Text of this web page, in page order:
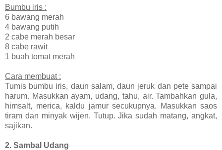
Bumbu iris :
6 bawang merah
4 bawang putih
2 cabe merah besar
8 cabe rawit
1 buah tomat merah
Cara membuat :
Tumis bumbu iris, daun salam, daun jeruk dan pete sampai
harum. Masukkan ayam, udang, tahu, air. Tambahkan gula,
himsalt, merica, kaldu jamur secukupnya. Masukkan saos
tiram dan minyak wijen. Tutup. Jika sudah matang, angkat,
sajikan.
2. Sambal Udang